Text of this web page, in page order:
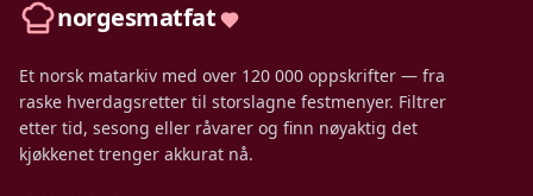
norgesmatfat
Et norsk matarkiv med over 120 000 oppskrifter — fra
raske hverdagsretter til storslagne festmenyer. Filtrer
etter tid, sesong eller råvarer og finn nøyaktig det
kjøkkenet trenger akkurat nå.